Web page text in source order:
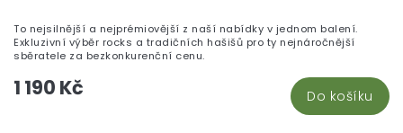
1 190 Kč Do košíku
To nejsilnější a nejprémiovější z naší nabídky v jednom balení.
Exkluzivní výběr rocks a tradičních hašišů pro ty nejnáročnější
sběratele za bezkonkurenční cenu.